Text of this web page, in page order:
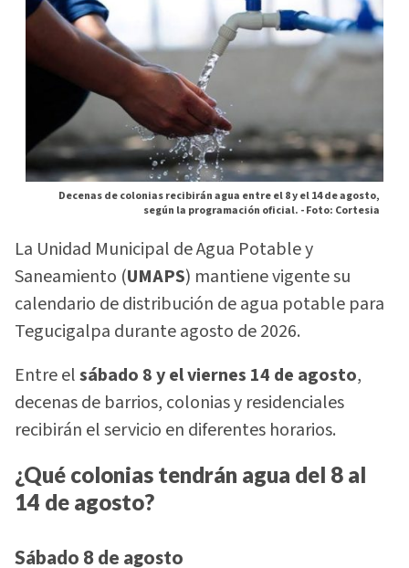
Decenas de colonias recibirán agua entre el 8 y el 14 de agosto,
según la programación oficial. -Foto: Cortesia
La Unidad Municipal de Agua Potable y
Saneamiento (UMAPS) mantiene vigente su
calendario de distribución de agua potable para
Tegucigalpa durante agosto de 2026.
Entre elsábado 8 y el viernes 14 de agosto,
decenas de barrios, colonias y residenciales
recibirán el servicio en diferentes horarios.
¿Qué colonias tendrán agua del 8 al
14 de agosto?
Sábado 8 de agosto